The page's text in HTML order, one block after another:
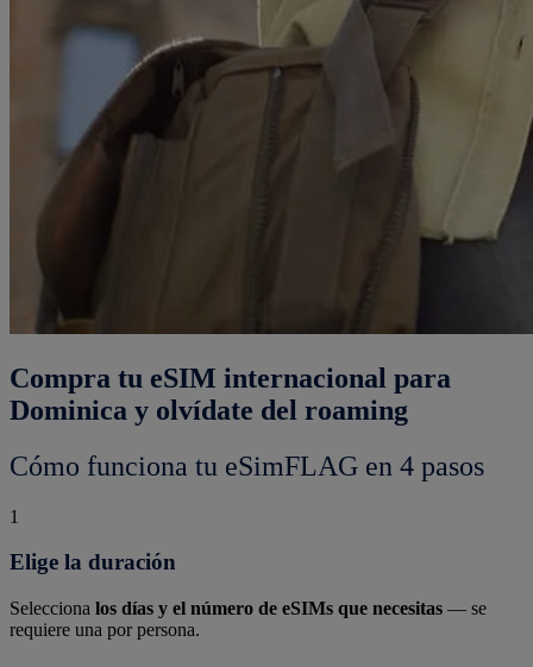
Compra tu eSIM internacional para
Dominica y olvídate del roaming
Cómo funciona tu eSimFLAG en 4 pasos
1
Elige la duración
Selecciona los días y el número de eSIMs que necesitas — se
requiere una por persona.